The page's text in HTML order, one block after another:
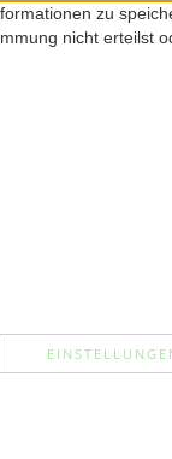
zu
nicht erteilst